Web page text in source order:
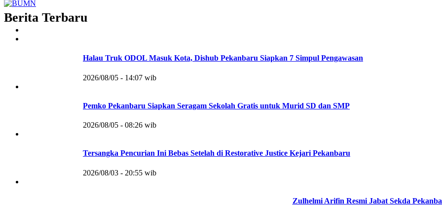
Berita Terbaru
Halau Truk ODOL Masuk Kota, Dishub Pekanbaru Siapkan 7 Simpul Pengawasan
2026/08/05 - 14:07 wib
Pemko Pekanbaru Siapkan Seragam Sekolah Gratis untuk Murid SD dan SMP
2026/08/05 - 08:26 wib
Tersangka Pencurian Ini Bebas Setelah di Restorative Justice Kejari Pekanbaru
2026/08/03 - 20:55 wib
Zulhelmi Arifin Resmi Jabat Sekda